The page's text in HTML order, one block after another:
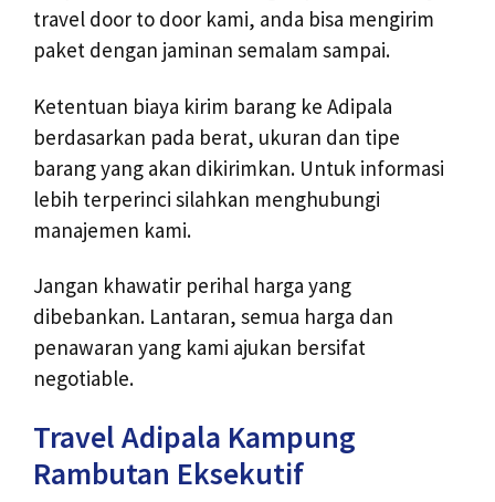
travel door to door kami, anda bisa mengirim
paket dengan jaminan semalam sampai.
Ketentuan biaya kirim barang ke Adipala
berdasarkan pada berat, ukuran dan tipe
barang yang akan dikirimkan. Untuk informasi
lebih terperinci silahkan menghubungi
manajemen kami.
Jangan khawatir perihal harga yang
dibebankan. Lantaran, semua harga dan
penawaran yang kami ajukan bersifat
negotiable.
Travel Adipala Kampung
Rambutan Eksekutif